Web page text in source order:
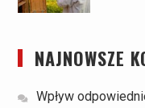
NAJNOWSZE
Wpływ